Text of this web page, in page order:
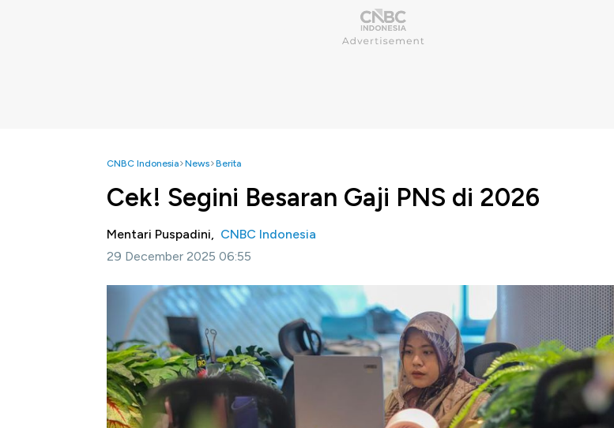
CNBC Indonesia News Berita
Cek! Segini Besaran Gaji PNS di 2026
Mentari Puspadini, CNBC Indonesia
29 December 2025 06:55